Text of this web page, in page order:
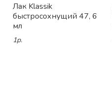
Лак Klassik
быстросохнущий 47, 6
мл
1р.